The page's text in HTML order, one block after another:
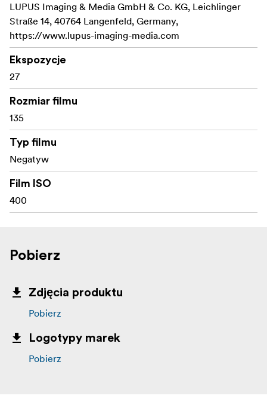
LUPUS Imaging & Media GmbH & Co. KG, Leichlinger
Straße 14, 40764 Langenfeld, Germany,
https://www.lupus-imaging-media.com
Ekspozycje
27
Rozmiar filmu
135
Typ filmu
Negatyw
Film ISO
400
Pobierz
Zdjęcia produktu
Pobierz
Logotypy marek
Pobierz